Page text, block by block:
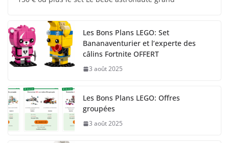
Les Bons Plans LEGO: Set
Bananaventurier et l’experte des
câlins Fortnite OFFERT
3 août 2025
Les Bons Plans LEGO: Offres
groupées
3 août 2025